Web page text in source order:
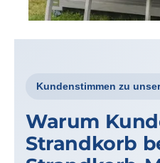
Kundenstimmen zu
Warum
Strandkorb